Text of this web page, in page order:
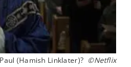
(Hamish Linklater)? ©Netflix